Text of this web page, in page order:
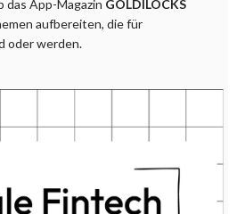
das App-Magazin GOLDILOCKS
aufbereiten, die für
oder werden.